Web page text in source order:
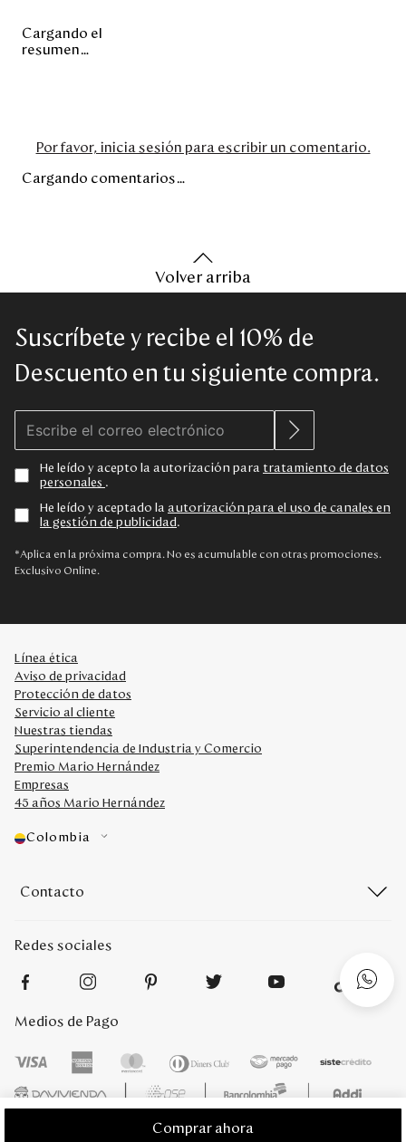
Comprar ahora
Cargando el
resumen…
Por favor, inicia sesión para escribir un comentario.
Cargando comentarios…
Volver arriba
Suscríbete y recibe el 10% de
Descuento en tu siguiente compra.
He leído y acepto la autorización para tratamiento de datos
personales .
He leído y aceptado la autorización para el uso de canales en
la gestión de publicidad .
*Aplica en la próxima compra. No es acumulable con otras promociones.
Exclusivo Online.
Línea ética
Aviso de privacidad
Protección de datos
Servicio al cliente
Nuestras tiendas
Superintendencia de Industria y Comercio
Premio Mario Hernández
Empresas
45 años Mario Hernández
Colombia
Contacto
Redes sociales
Medios de Pago
Mario Hernández 2022. Derechos reservados. Desarrollado por